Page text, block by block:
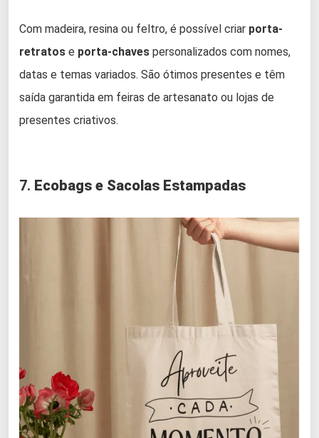
Com madeira, resina ou feltro, é possível criar porta-
retratos e porta-chaves personalizados com nomes,
datas e temas variados. São ótimos presentes e têm
saída garantida em feiras de artesanato ou lojas de
presentes criativos.
7. Ecobags e Sacolas Estampadas